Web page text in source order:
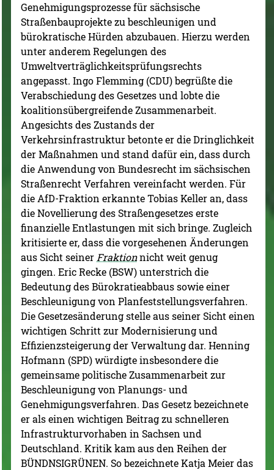
Genehmigungsprozesse für sächsische
Straßenbauprojekte zu beschleunigen und
bürokratische Hürden abzubauen. Hierzu werden
unter anderem Regelungen des
Umweltverträglichkeitsprüfungsrechts
angepasst. Ingo Flemming (CDU) begrüßte die
Verabschiedung des Gesetzes und lobte die
koalitionsübergreifende Zusammenarbeit.
Angesichts des Zustands der
Verkehrsinfrastruktur betonte er die Dringlichkeit
der Maßnahmen und stand dafür ein, dass durch
die Anwendung von Bundesrecht im sächsischen
Straßenrecht Verfahren vereinfacht werden. Für
die AfD-Fraktion erkannte Tobias Keller an, dass
die Novellierung des Straßengesetzes erste
finanzielle Entlastungen mit sich bringe. Zugleich
kritisierte er, dass die vorgesehenen Änderungen
aus Sicht seinerFraktionnicht weit genug
gingen. Eric Recke (BSW) unterstrich die
Bedeutung des Bürokratieabbaus sowie einer
Beschleunigung von Planfeststellungsverfahren.
Die Gesetzesänderung stelle aus seiner Sicht einen
wichtigen Schritt zur Modernisierung und
Effizienzsteigerung der Verwaltung dar. Henning
Hofmann (SPD) würdigte insbesondere die
gemeinsame politische Zusammenarbeit zur
Beschleunigung von Planungs- und
Genehmigungsverfahren. Das Gesetz bezeichnete
er als einen wichtigen Beitrag zu schnelleren
Infrastrukturvorhaben in Sachsen und
Deutschland. Kritik kam aus den Reihen der
BÜNDNSIGRÜNEN. So bezeichnete Katja Meier das